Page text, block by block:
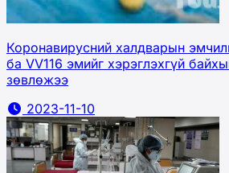
Коронавирусний халдварын
ба VV116 эмийг хэрэглэхгүй
зөвлөжээ
2023-11-10